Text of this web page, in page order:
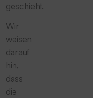
geschieht.
Wir
weisen
darauf
hin,
dass
die